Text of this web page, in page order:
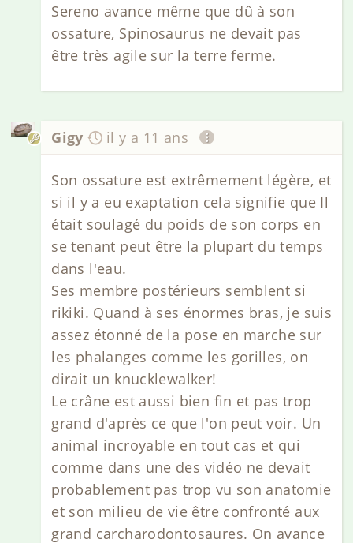
Sereno avance même que dû à son
ossature, Spinosaurus ne devait pas
être très agile sur la terre ferme.
Gigy il y a 11 ans
Son ossature est extrêmement légère, et
si il y a eu exaptation cela signifie que Il
était soulagé du poids de son corps en
se tenant peut être la plupart du temps
dans l'eau.
Ses membre postérieurs semblent si
rikiki. Quand à ses énormes bras, je suis
assez étonné de la pose en marche sur
les phalanges comme les gorilles, on
dirait un knucklewalker!
Le crâne est aussi bien fin et pas trop
grand d'après ce que l'on peut voir. Un
animal incroyable en tout cas et qui
comme dans une des vidéo ne devait
probablement pas trop vu son anatomie
et son milieu de vie être confronté aux
grand carcharodontosaures. On avance